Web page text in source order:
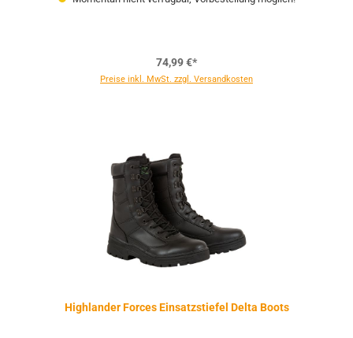
74,99 €*
Preise inkl. MwSt. zzgl. Versandkosten
Highlander Forces Einsatzstiefel Delta Boots